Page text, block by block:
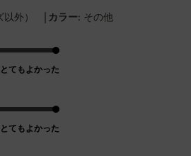
外） | カラー: その他
とてもよかった
とてもよかった